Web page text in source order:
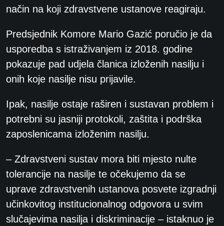
način na koji zdravstvene ustanove reagiraju.
Predsjednik Komore Mario Gazić poručio je da
usporedba s istraživanjem iz 2018. godine
pokazuje pad udjela članica izloženih nasilju i
onih koje nasilje nisu prijavile.
Ipak, nasilje ostaje raširen i sustavan problem i
potrebni su jasniji protokoli, zaštita i podrška
zaposlenicama izloženim nasilju.
– Zdravstveni sustav mora biti mjesto nulte
tolerancije na nasilje te očekujemo da se
uprave zdravstvenih ustanova posvete izgradnji
učinkovitog institucionalnog odgovora u svim
slučajevima nasilja i diskriminacije – istaknuo je